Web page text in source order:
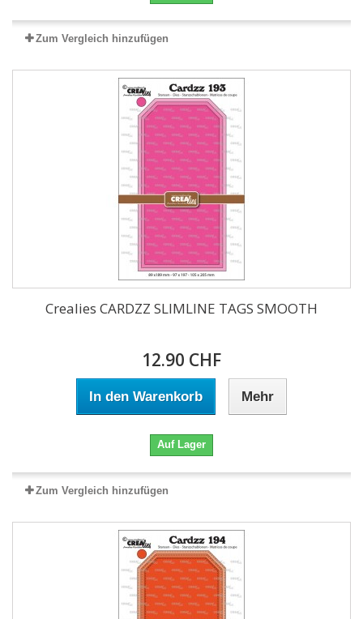
Zum Vergleich hinzufügen
Crealies CARDZZ SLIMLINE TAGS SMOOTH
12.90 CHF
In den Warenkorb Mehr
Auf Lager
Zum Vergleich hinzufügen